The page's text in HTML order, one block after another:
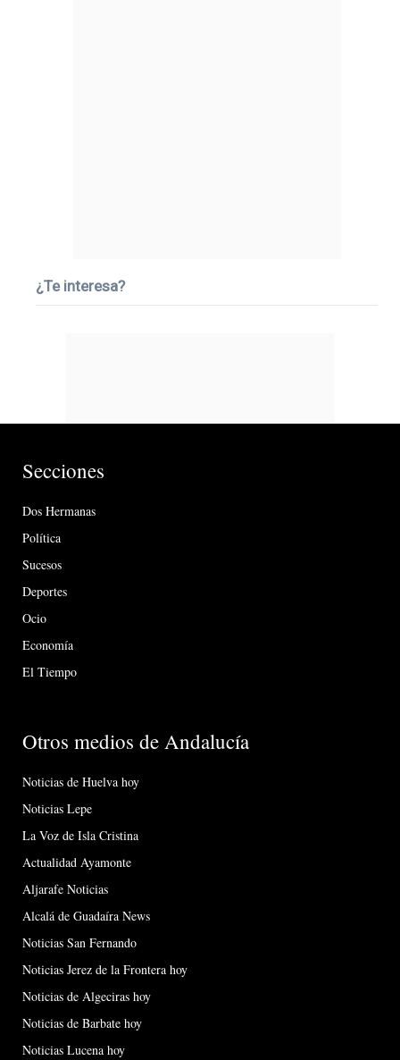
¿Te interesa?
Secciones
Dos Hermanas
Política
Sucesos
Deportes
Ocio
Economía
El Tiempo
Otros medios de Andalucía
Noticias de Huelva hoy
Noticias Lepe
La Voz de Isla Cristina
Actualidad Ayamonte
Aljarafe Noticias
Alcalá de Guadaíra News
Noticias San Fernando
Noticias Jerez de la Frontera hoy
Noticias de Algeciras hoy
Noticias de Barbate hoy
Noticias Lucena hoy